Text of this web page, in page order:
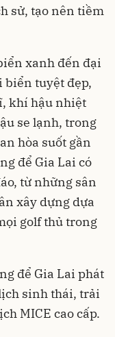
sử, tạo nên tiềm
xanh đến đại
biển tuyệt đẹp,
khí hậu nhiệt
se lạnh, trong
hòa suốt gần
để Gia Lai có
từ những sân
xây dựng dựa
golf thủ trong
để Gia Lai phát
sinh thái, trải
MICE cao cấp.